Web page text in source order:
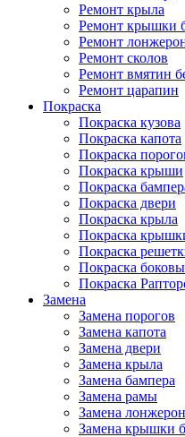
Ремонт крыла
Ремонт крышки
Ремонт
Ремонт сколов
Ремонт вмятин
Ремонт царапин
Покраска
Покраска кузова
Покраска капота
Покраска
Покраска крыши
Покраска
Покраска двери
Покраска крыла
Покраска
Покраска
Покраска
Покраска
Замена
Замена порогов
Замена капота
Замена двери
Замена крыла
Замена бампера
Замена рамы
Замена
Замена крышки